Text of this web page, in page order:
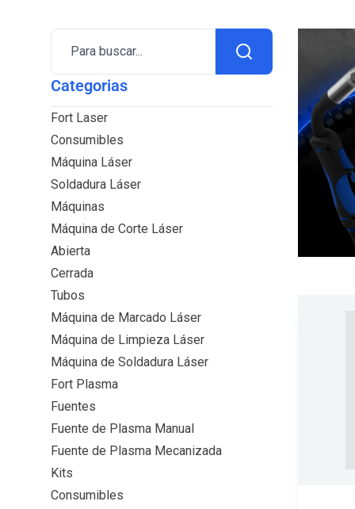
Para buscar...
Categorias
Fort Laser
Consumibles
Máquina Láser
Soldadura Láser
Máquinas
Máquina de Corte Láser
Abierta
Cerrada
Tubos
Máquina de Marcado Láser
Máquina de Limpieza Láser
Máquina de Soldadura Láser
Fort Plasma
Fuentes
Fuente de Plasma Manual
Fuente de Plasma Mecanizada
Kits
Consumibles